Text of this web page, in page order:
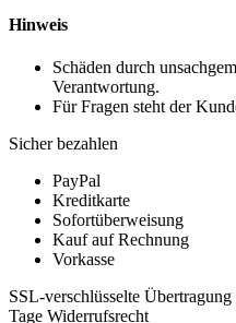
Hinweis
Schäden durch
Verantwortung.
Für Fragen steht der
Sicher bezahlen
PayPal
Kreditkarte
Sofortüberweisung
Kauf auf Rechnung
Vorkasse
SSL-verschlüsselte Übertragung
Tage Widerrufsrecht